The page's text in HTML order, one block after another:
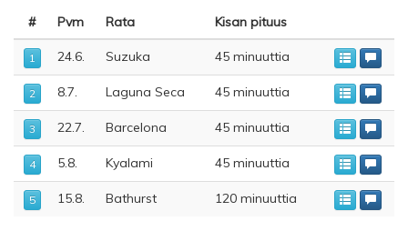
# Pvm Rata Kisan pituus
1 24.6. Suzuka 45 minuuttia
2 8.7. Laguna Seca 45 minuuttia
3 22.7. Barcelona 45 minuuttia
4 5.8. Kyalami 45 minuuttia
5 15.8. Bathurst 120 minuuttia